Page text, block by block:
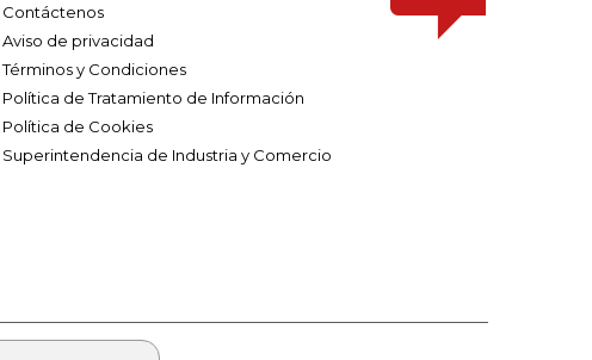
Contáctenos
Aviso de privacidad
Términos y Condiciones
Política de Tratamiento de Información
Política de Cookies
Superintendencia de Industria y Comercio